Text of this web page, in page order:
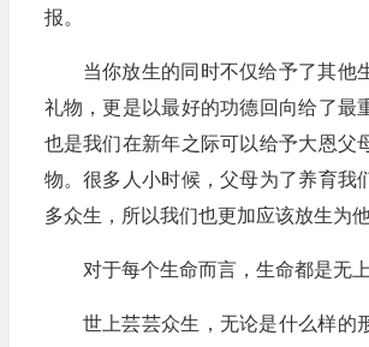
报。
当你放生的同时不仅给予了其他
礼物，更是以最好的功德回向给了最
也是我们在新年之际可以给予大恩父
物。很多人小时候，父母为了养育我
多众生，所以我们也更加应该放生为他
对于每个生命而言，生命都是无上
世上芸芸众生，无论是什么样的